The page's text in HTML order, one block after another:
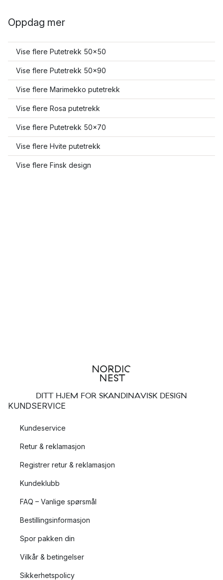
Oppdag mer
Vise flere Putetrekk 50x50
Vise flere Putetrekk 50x90
Vise flere Marimekko putetrekk
Vise flere Rosa putetrekk
Vise flere Putetrekk 50x70
Vise flere Hvite putetrekk
Vise flere Finsk design
DITT HJEM FOR SKANDINAVISK DESIGN
KUNDSERVICE
Kundeservice
Retur & reklamasjon
Registrer retur & reklamasjon
Kundeklubb
FAQ – Vanlige spørsmål
Bestillingsinformasjon
Spor pakken din
Vilkår & betingelser
Sikkerhetspolicy